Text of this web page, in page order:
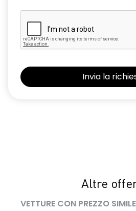
Altre
VETTURE CON PREZZO